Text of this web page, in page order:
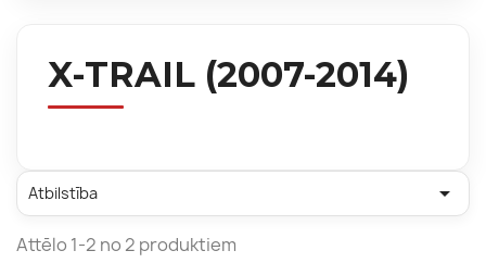
X-TRAIL (2007-2014)
Atbilstība 
Attēlo 1-2 no 2 produktiem